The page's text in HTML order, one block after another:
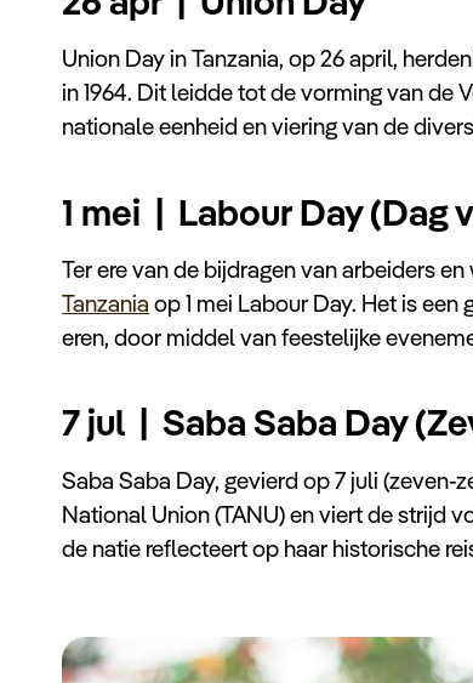
Union Day in Tanzania, op 26 april,
in 1964. Dit leidde tot de vorming van de
nationale eenheid en viering van de
1 mei | Labour Day (Dag
Ter ere van de bijdragen van arbeiders
Tanzania op 1 mei Labour Day. Het is
eren, door middel van feestelijke
7 jul | Saba Saba Day
Saba Saba Day, gevierd op 7 juli (zeven-
National Union (TANU) en viert de strijd
de natie reflecteert op haar historische